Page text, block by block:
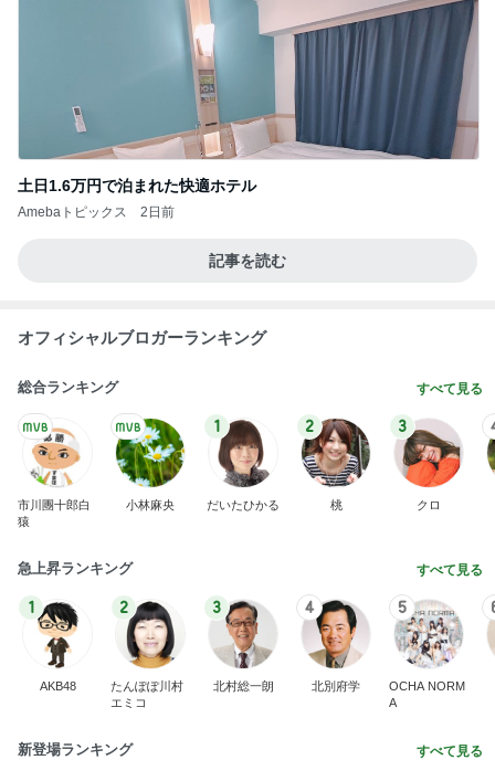
土日1.6万円で泊まれた快適ホテル
Amebaトピックス 2日前
記事を読む
オフィシャルブロガーランキング
総合ランキング すべて見る
市川團十郎白
猿
小林麻央
1
だいたひかる
2
桃
3
クロ
急上昇ランキング すべて見る
1
AKB48
2
たんぽぽ川村
エミコ
3
北村総一朗
4
北別府学
5
OCHA NORM
A
新登場ランキング すべて見る